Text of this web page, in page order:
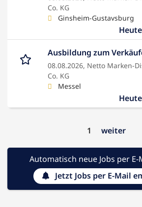
Co. KG
Ginsheim-Gustavsburg
Ausbildung zum
08.08.2026, Netto Marken-
Co. KG
Messel
1 weiter
Automatisch neue Jobs per
Jetzt Jobs per E-Mail